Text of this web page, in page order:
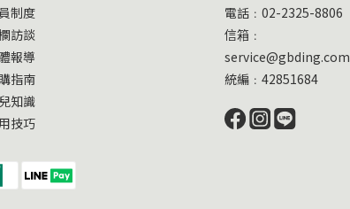
制度
訪談
報導
指南
知識
技巧
電話﹕02-2325-8806
信箱﹕
service@gbding.com
統編﹕42851684